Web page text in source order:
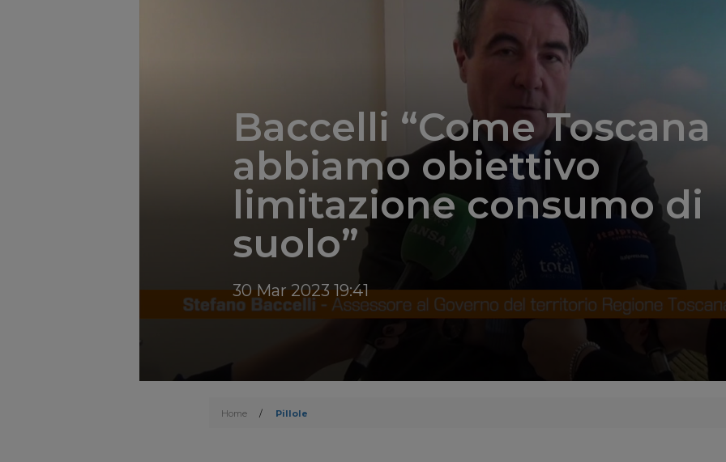
Baccelli “Come Toscana
abbiamo obiettivo
limitazione consumo di
suolo”
30 Mar 2023 19:41
Home / Pillole